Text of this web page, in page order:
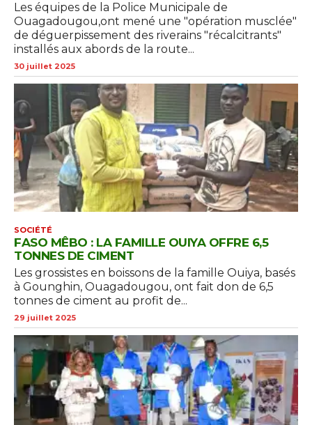
Les équipes de la Police Municipale de
Ouagadougou,ont mené une "opération musclée"
de déguerpissement des riverains "récalcitrants"
installés aux abords de la route...
30 juillet 2025
SOCIÉTÉ
FASO MÊBO : LA FAMILLE OUIYA OFFRE 6,5
TONNES DE CIMENT
Les grossistes en boissons de la famille Ouiya, basés
à Gounghin, Ouagadougou, ont fait don de 6,5
tonnes de ciment au profit de...
29 juillet 2025